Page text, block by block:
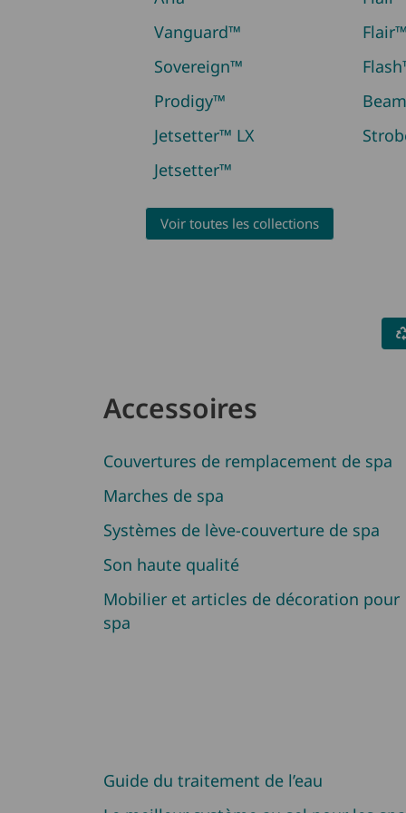
Vanguard™
Sovereign™
Prodigy™
Jetsetter™ LX
Jetsetter™
Voir toutes les collections
Accessoires
Couvertures de remplacement de spa
Marches de spa
Systèmes de lève-couverture de spa
Son haute qualité
Mobilier et articles de décoration pour
spa
Guide du traitement de l’eau